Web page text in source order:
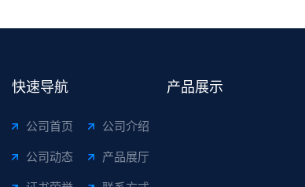
快速导航
公司首页 公司介绍
公司动态 产品展厅
产品展示